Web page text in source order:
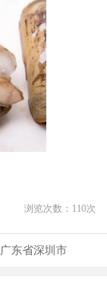
浏览次数： 110次
广东省深圳市